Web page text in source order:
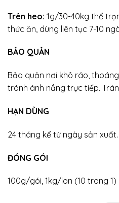
Trên heo: 1g/30-40kg thể
thức ăn, dùng liên tục 7-10
BẢO QUẢN
Bảo quản nơi khô ráo,
tránh ánh nắng trực tiếp.
HẠN DÙNG
24 tháng kể từ ngày sản xuất.
ĐÓNG GÓI
100g/gói, 1kg/lon (10 trong 1)